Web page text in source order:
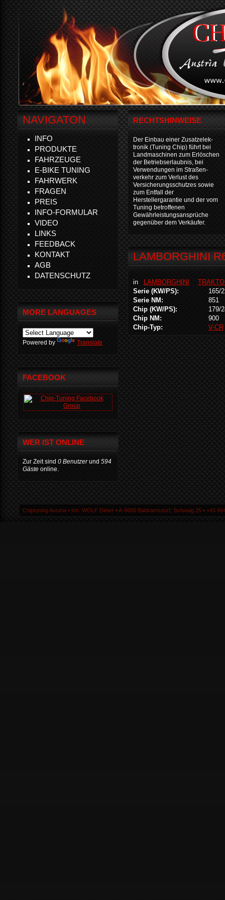
RECHTSHINWEISE
Der Einbau einer Zusatzelek-
tronik (Tuning Chip) führt bei
Landmaschinen zum Erlöschen
der Betriebserlaubnis, bei
Verwendungen im Straßen-
verkehr zum Verlust des
Versicherungsschutzes sowie
zum Entfall der
Herstellergarantie und der vom
Tuning betroffenen
Gewährleistungsansprüche
gegenüber dem Verkäufer.
LAMBORGHINI
in LAMBORGHINI
Serie (KW/PS):
165/
Serie NM:
851
Chip (KW/PS):
179/
Chip NM:
900
Chip-Typ:
V-CR
NAVIGATON
INFO
PRODUKTE
FAHRZEUGE
E-BIKE TUNING
FAHRWERK
FRAGEN
PREIS
INFO-FORMULAR
VIDEO
LINKS
FEEDBACK
KONTAKT
AGB
DATENSCHUTZ
MORE LANGUAGES
Powered by Translate
FACEBOOK
WER IST ONLINE
Zur Zeit sind 0 Benutzerund 594
Gäste online.
Chiptuning Austria ▪ Inh. WOLF Dieter ▪ A-9805 Baldramsdorf, Schwaig 25 ▪ +43